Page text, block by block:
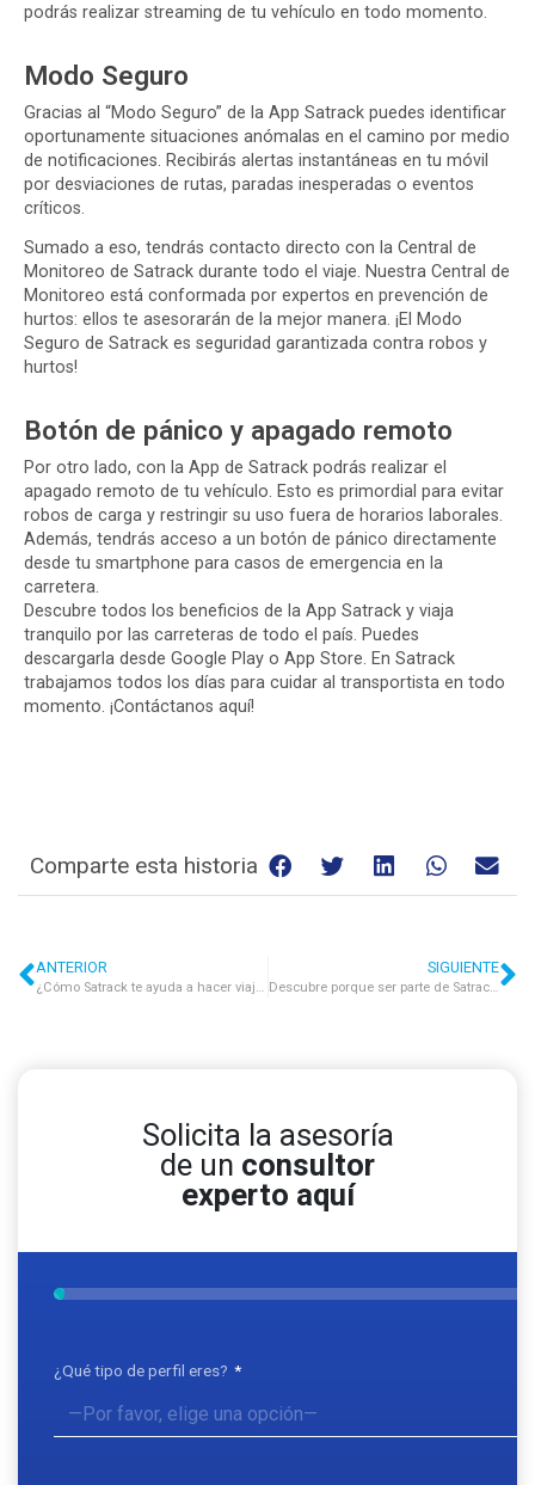
podrás realizar streaming de tu vehículo en todo momento.
Modo Seguro
Gracias al “Modo Seguro” de la App Satrack puedes identificar
oportunamente situaciones anómalas en el camino por medio
de notificaciones. Recibirás alertas instantáneas en tu móvil
por desviaciones de rutas, paradas inesperadas o eventos
críticos.
Sumado a eso, tendrás contacto directo con la Central de
Monitoreo de Satrack durante todo el viaje. Nuestra Central de
Monitoreo está conformada por expertos en prevención de
hurtos: ellos te asesorarán de la mejor manera. ¡El Modo
Seguro de Satrack es seguridad garantizada contra robos y
hurtos!
Botón de pánico y apagado remoto
Por otro lado, con la App de Satrack podrás realizar el
apagado remoto de tu vehículo. Esto es primordial para evitar
robos de carga y restringir su uso fuera de horarios laborales.
Además, tendrás acceso a un botón de pánico directamente
desde tu smartphone para casos de emergencia en la
carretera.
Descubre todos los beneficios de la App Satrack y viaja
tranquilo por las carreteras de todo el país. Puedes
descargarla desde Google Play o App Store. En Satrack
trabajamos todos los días para cuidar al transportista en todo
momento. ¡Contáctanos aquí!
Comparte esta historia
ANTERIOR
¿Cómo Satrack te ayuda a hacer viajes redondos?
SIGUIENTE
Descubre porque ser parte de Satrack tiene sus ventajas
Solicita la asesoría
de un consultor
experto aquí
¿Qué tipo de perfil eres?